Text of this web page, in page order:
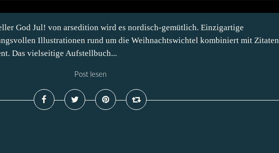
God Jul! von arsedition wird es nordisch-gemütlich. Einzigartige
Illustrationen rund um die Weihnachtswichtel kombiniert mit Zitaten
Das vielseitige Aufstellbuch...
Post lesen